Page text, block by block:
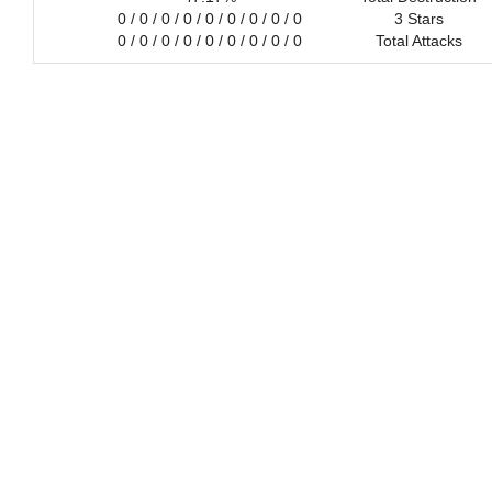
0 / 0 / 0 / 0 / 0 / 0 / 0 / 0 / 0
0 / 0 / 0 / 0 / 0 / 0 / 0 / 0 / 0
3 Stars
Total Attacks